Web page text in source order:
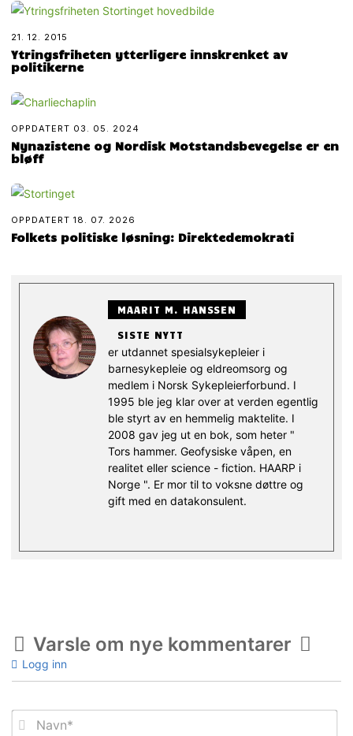
21. 12. 2015
Ytringsfriheten ytterligere innskrenket av
politikerne
OPPDATERT 03. 05. 2024
Nynazistene og Nordisk Motstandsbevegelse er en
bløff
OPPDATERT18. 07. 2026
Folkets politiske løsning: Direktedemokrati
MAARIT M. HANSSEN
SISTE NYTT
er utdannet spesialsykepleier i
barnesykepleie og eldreomsorg og
medlem i Norsk Sykepleierforbund. I
1995 ble jeg klar over at verden egentlig
ble styrt av en hemmelig maktelite. I
2008 gav jeg ut en bok, som heter "
Tors hammer. Geofysiske våpen, en
realitet eller science - fiction. HAARP i
Norge ". Er mor til to voksne døttre og
gift med en datakonsulent.
Varsle om nye kommentarer
Logg inn